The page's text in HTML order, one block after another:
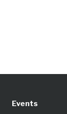
Events